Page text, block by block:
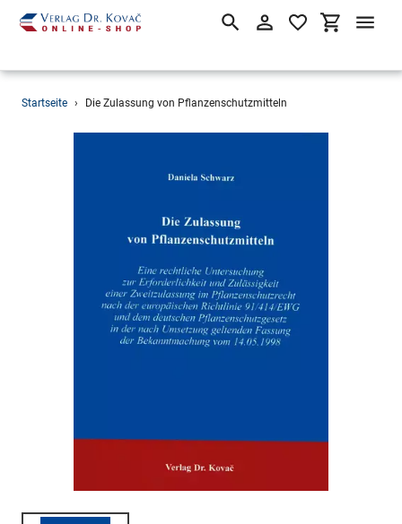
Direkt
SuchenEinloggen
Startseite › Die Zulassung von Pflanzenschutzmitteln